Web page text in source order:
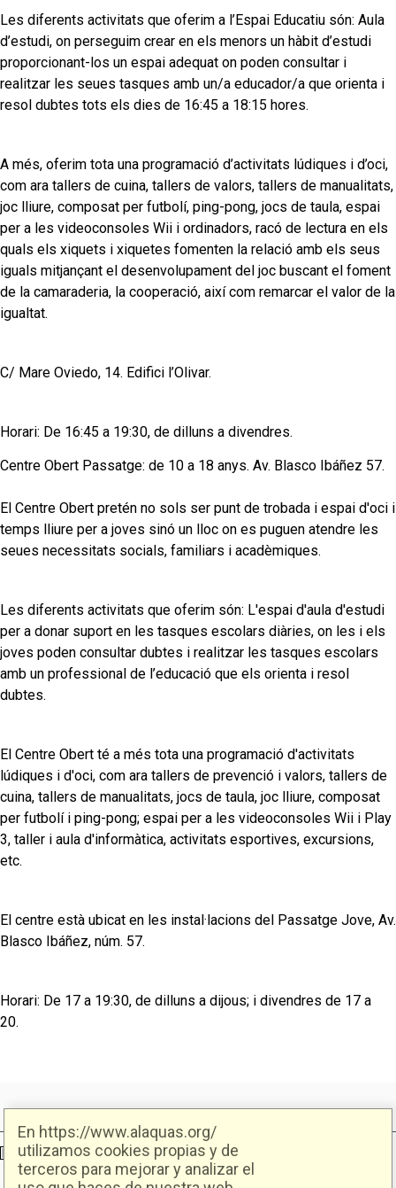
En https://www.alaquas.org/
utilizamos cookies propias y de
terceros para mejorar y analizar el
Les diferents activitats que oferim a l’Espai Educatiu són: Aula
d’estudi, on perseguim crear en els menors un hàbit d’estudi
proporcionant-los un espai adequat on poden consultar i
realitzar les seues tasques amb un/a educador/a que orienta i
resol dubtes tots els dies de 16:45 a 18:15 hores.
A més, oferim tota una programació d’activitats lúdiques i d’oci,
com ara tallers de cuina, tallers de valors, tallers de manualitats,
joc lliure, composat per futbolí, ping-pong, jocs de taula, espai
per a les videoconsoles Wii i ordinadors, racó de lectura en els
quals els xiquets i xiquetes fomenten la relació amb els seus
iguals mitjançant el desenvolupament del joc buscant el foment
de la camaraderia, la cooperació, així com remarcar el valor de la
igualtat.
C/ Mare Oviedo, 14. Edifici l’Olivar.
Horari: De 16:45 a 19:30, de dilluns a divendres.
Centre Obert Passatge: de 10 a 18 anys. Av. Blasco Ibáñez 57.
El Centre Obert pretén no sols ser punt de trobada i espai d'oci i
temps lliure per a joves sinó un lloc on es puguen atendre les
seues necessitats socials, familiars i acadèmiques.
Les diferents activitats que oferim són: L'espai d'aula d'estudi
per a donar suport en les tasques escolars diàries, on les i els
joves poden consultar dubtes i realitzar les tasques escolars
amb un professional de l’educació que els orienta i resol
dubtes.
El Centre Obert té a més tota una programació d'activitats
lúdiques i d'oci, com ara tallers de prevenció i valors, tallers de
cuina, tallers de manualitats, jocs de taula, joc lliure, composat
per futbolí i ping-pong; espai per a les videoconsoles Wii i Play
3, taller i aula d'informàtica, activitats esportives, excursions,
etc.
El centre està ubicat en les instal·lacions del Passatge Jove, Av.
Blasco Ibáñez, núm. 57.
Horari: De 17 a 19:30, de dilluns a dijous; i divendres de 17 a
20.
Ajuntament d'Alaquàs Creative Commons